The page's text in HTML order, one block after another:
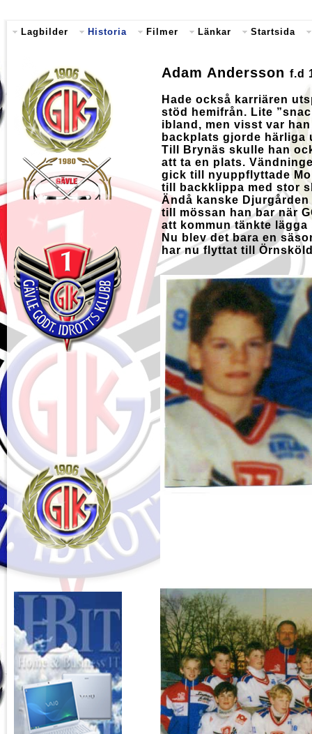
Lagbilder Historia Filmer Länkar Startsida
Adam Andersson f.d
Hade också karriären
stöd hemifrån. Lite
ibland, men visst var
backplats gjorde härliga
Till Brynäs skulle han
att ta en plats.
gick till nyuppflyttade
till backklippa med stor
Ändå kanske
till mössan han bar när
att kommun tänkte lägga
Nu blev det bara en
har nu flyttat till